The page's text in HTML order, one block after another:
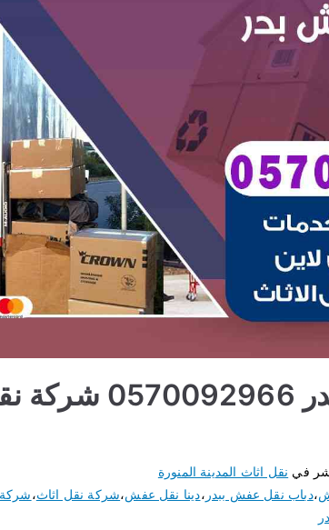
شركة نقل عفش ببدر
في نقل اثاث المدينة المنورة
،دباب نقل عفش ببدر ،دينا نقل عفش،شركة نقل اثاث،